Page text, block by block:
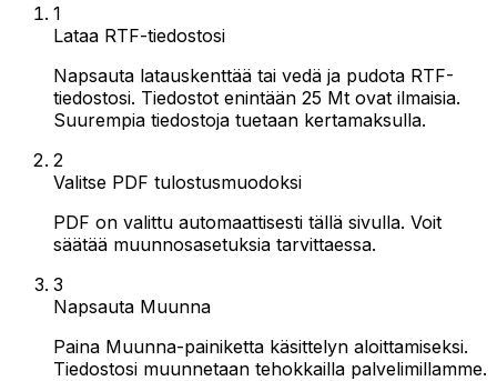
1
Lataa RTF-tiedostosi
Napsauta latauskenttää tai vedä ja pudota RTF-
tiedostosi. Tiedostot enintään 25 Mt ovat ilmaisia.
Suurempia tiedostoja tuetaan kertamaksulla.
2
Valitse PDF tulostusmuodoksi
PDF on valittu automaattisesti tällä sivulla. Voit
säätää muunnosasetuksia tarvittaessa.
3
Napsauta Muunna
Paina Muunna-painiketta käsittelyn aloittamiseksi.
Tiedostosi muunnetaan tehokkailla palvelimillamme.